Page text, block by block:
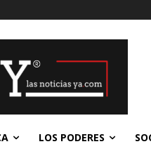
LOS PODERES